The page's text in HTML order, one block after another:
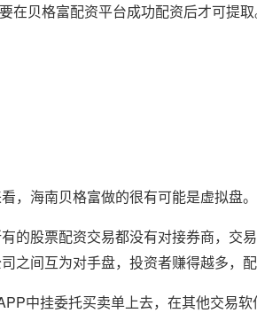
在贝格富配资平台成功配资后才可提
，海南贝格富做的很有可能是虚拟盘。
的股票配资交易都没有对接券商，交
之间互为对手盘，投资者赚得越多，配
中挂委托买卖单上去，在其他交易